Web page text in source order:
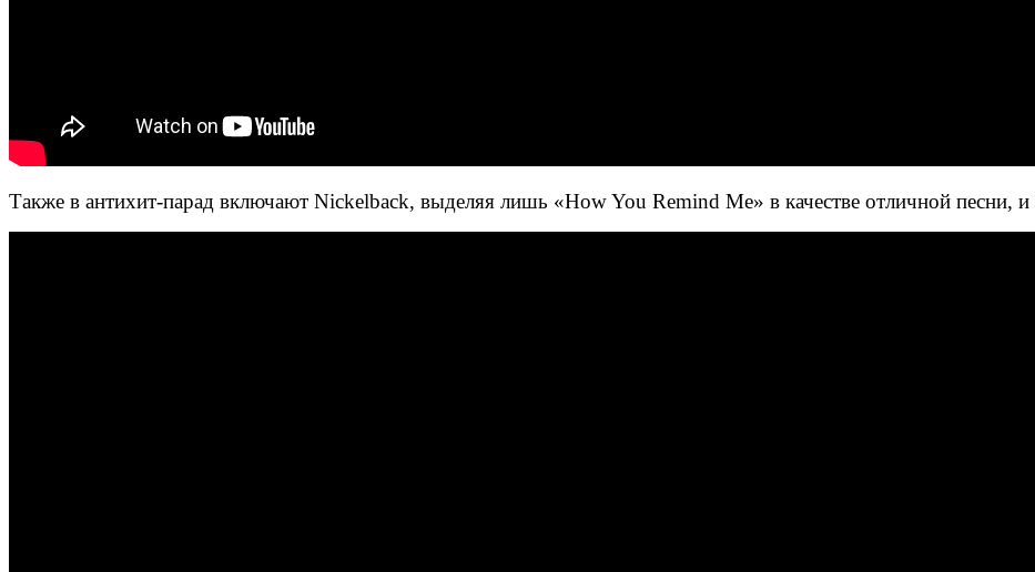
Также в антихит-парад включают Nickelback, выделяя лишь «How You Remind Me» в качестве отличной песни, и